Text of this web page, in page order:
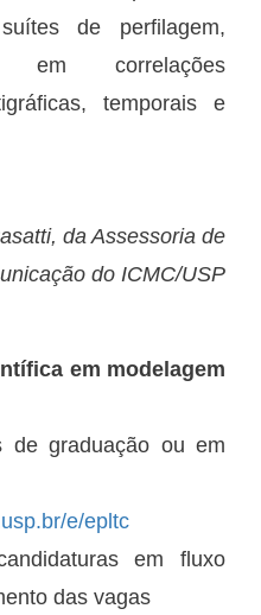
de perfilagem,
em correlações
temporais e
da Assessoria de
do ICMC/USP
em modelagem
de graduação ou em
e/epltc
em fluxo
das vagas